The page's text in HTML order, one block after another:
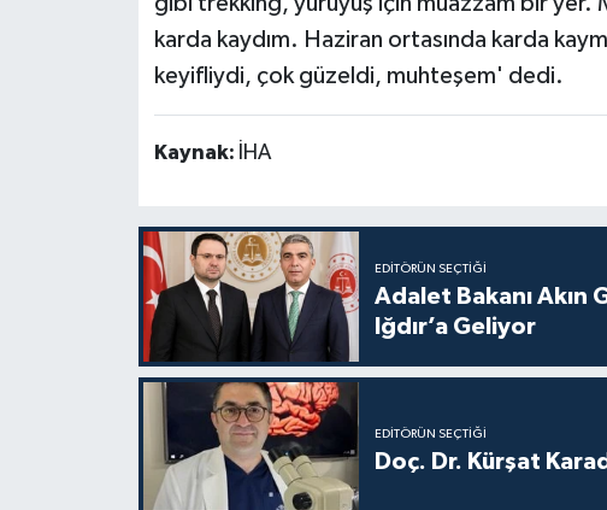
karda kaydım. Haziran ortasında karda
keyifliydi, çok güzeldi, muhteşem' dedi.
Kaynak: İHA
EDITÖRÜN SEÇTIĞI
Adalet Bakanı
Iğdır’a Geliyor
EDITÖRÜN SEÇTIĞI
Doç. Dr. Kürşat